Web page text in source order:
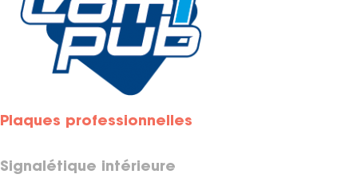
Plaques professionnelles
Signalétique intérieure